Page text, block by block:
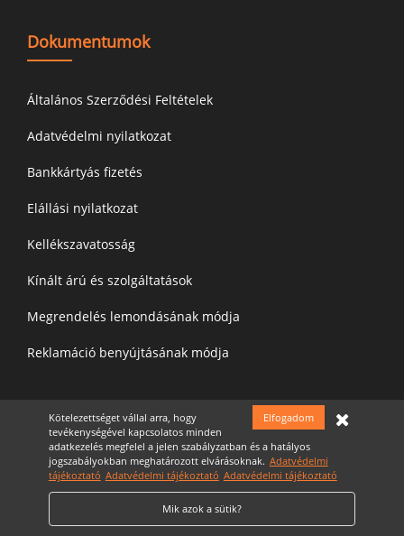
Dokumentumok
Általános Szerződési Feltételek
Adatvédelmi nyilatkozat
Bankkártyás fizetés
Elállási nyilatkozat
Kellékszavatosság
Kínált árú és szolgáltatások
Megrendelés lemondásának módja
Reklamáció benyújtásának módja
Felíratkozás a hírelevélre
Adatvédelmi nyilatkozatot
Elfogadom
Kötelezettséget vállal arra, hogy
tevékenységével kapcsolatos minden
adatkezelés megfelel a jelen szabályzatban és a hatályos
jogszabályokban meghatározott elvárásoknak. Adatvédelmi
tájékoztató Adatvédelmi tájékoztató Adatvédelmi tájékoztató
Mik azok a sütik?